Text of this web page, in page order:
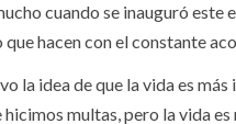
cuando se inauguró
hacen con el constante
la idea de que la vida es
multas, pero la vida